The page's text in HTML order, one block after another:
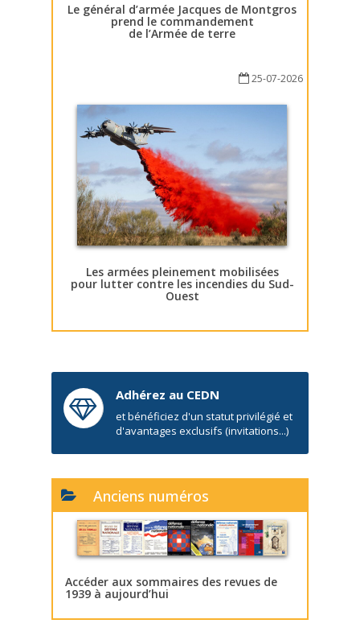
Le général d’armée Jacques de Montgros
prend le commandement
de l’Armée de terre
25-07-2026
Les armées pleinement mobilisées
pour lutter contre les incendies du Sud-
Ouest
Adhérez au CEDN
et bénéficiez d'un statut privilégié et
d'avantages exclusifs (invitations...)
Anciens numéros
Accéder aux sommaires des revues de
1939 à aujourd’hui